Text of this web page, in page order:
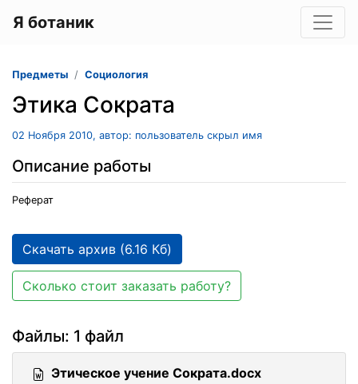
Я ботаник
Предметы Социология
Этика Сократа
02 Ноября 2010, автор: пользователь скрыл имя
Описание работы
Реферат
Скачать архив (6.16 Кб)
Сколько стоит заказать работу?
Файлы: 1 файл
Этическое учение Сократа.docx